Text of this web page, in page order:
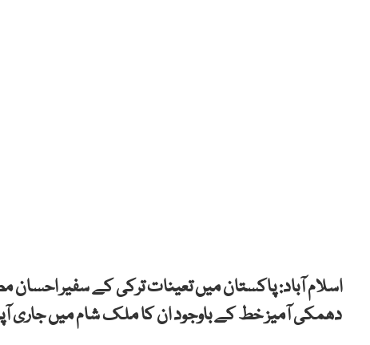
اسلام آباد: پاکستان میں تعینات ترکی کے سفیر
دھمکی آمیز خط کے باوجود ان کا ملک شام میں جاری